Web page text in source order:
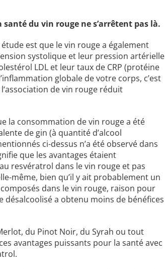
du vin rouge ne ​​s’arrêtent pas là.
est que le vin rouge a également
systolique et leur pression artérielle
LDL et leur taux de CRP (protéine
globale de votre corps, c’est
de vin rouge réduit
la consommation de vin rouge a été
de gin (à quantité d’alcool
ci-dessus n’a été observé dans
que les avantages étaient
resvératrol dans le vin rouge et pas
même, bien qu’il y ait probablement un
dans le vin rouge, raison pour
désalcoolisé a obtenu moins de bénéfices
du Pinot Noir, du Syrah ou tout
avantages puissants pour la santé avec